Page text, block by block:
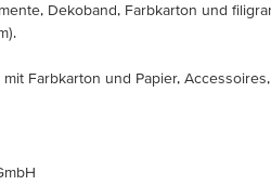
Dekoband, Farbkarton und
Farbkarton und Papier,